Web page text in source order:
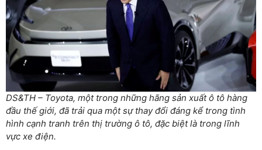
DS&TH – Toyota, một trong những hãng sản xuất ô tô hàng
đầu thế giới, đã trải qua một sự thay đổi đáng kể trong tình
hình cạnh tranh trên thị trường ô tô, đặc biệt là trong lĩnh
vực xe điện.